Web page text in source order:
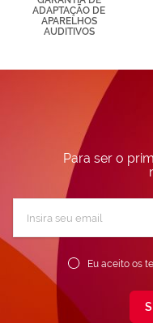
ADAPTAÇÃO DE
APARELHOS
AUDITIVOS
Para ser o
Newsletter:
Eu aceito os